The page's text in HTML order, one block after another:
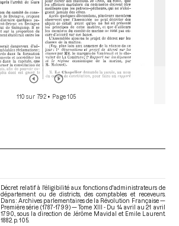
110 sur 792 • Page 105
Décret relatif à l'éligibilité aux fonctions d'administrateurs de
département ou de districts, des comptables et receveurs.
Dans : Archives parlementaires de la Révolution Française —
Première série (1787-1799) — Tome XIII - Du 14 avril au 21 avril
1790. , sous la direction de Jérôme Mavidal et Emile Laurent.
1882. p. 105.